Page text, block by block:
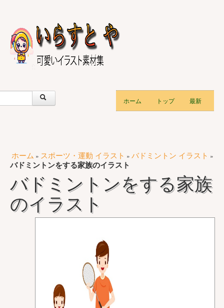
ホーム トップ 最新
ホーム » スポーツ・運動 イラスト » バドミントン イラスト »
バドミントンをする家族のイラスト
バドミントンをする家族
のイラスト